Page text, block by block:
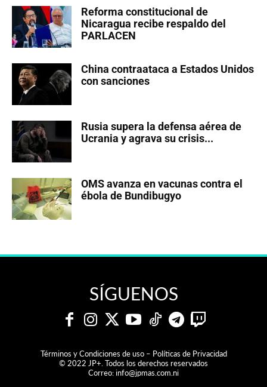
Reforma constitucional de
Nicaragua recibe respaldo del
PARLACEN
China contraataca a Estados Unidos
con sanciones
Rusia supera la defensa aérea de
Ucrania y agrava su crisis...
OMS avanza en vacunas contra el
ébola de Bundibugyo
SÍGUENOS
Términos y Condiciones de uso – Políticas de Privacidad
© 2022 JP+. Todos los derechos reservados
Correo:info@jpmas.com.ni